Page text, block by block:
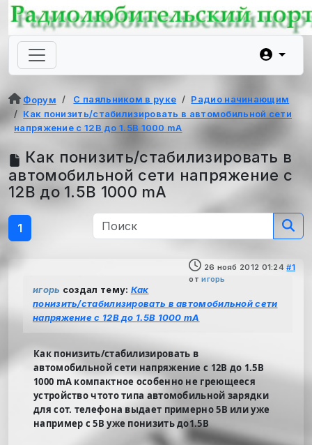
Форум С паяльником в руке
Радио начинающим
Как понизить/стабилизировать в автомобильной сети
напряжение с 12В до 1.5В 1000 mA
Как понизить/стабилизировать в
автомобильной сети напряжение с
12В до 1.5В 1000 mA
1
26 нояб 2012 01:24 #1
отигорь
игорь создал тему: Как
понизить/стабилизировать в автомобильной сети
напряжение с 12В до 1.5В 1000 mA
Как понизить/стабилизировать в
автомобильной сети напряжение с 12В до 1.5В
1000 mA компактное особенно не греющееся
устройство чтото типа автомобильной зарядки
для сот. телефона выдает примерно 5В или уже
например с 5В уже понизить до1.5В